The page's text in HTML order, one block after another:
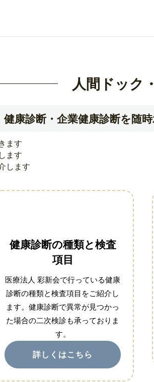
人間ドック
康診断・企業健康診断を随時
ます
ます
します
健康診断の種類と検査
項目
医療法人 彩新会で行っている健康
診断の種類と検査項目をご紹介し
ます。健康診断で異常が見つかっ
た場合の二次検診も承っておりま
す。
詳しくはこちら